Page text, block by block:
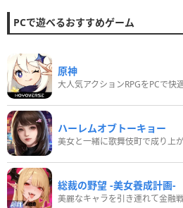
PCで遊べるおすすめゲーム
原神
大人気アクションRPGをPCで快
ハーレムオブトーキョー
美女と一緒に歌舞伎町で成り上
総裁の野望 -美女養成計画-
美麗なキャラを引き連れて金融